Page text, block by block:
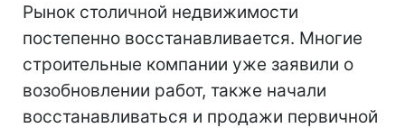
Рынок столичной недвижимости
постепенно восстанавливается. Многие
строительные компании уже заявили о
возобновлении работ, также начали
восстанавливаться и продажи первичной